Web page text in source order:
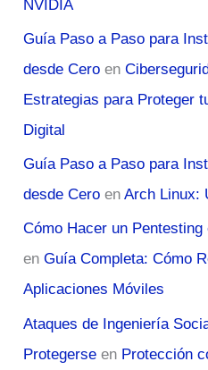
NVIDIA
Guía Paso a Paso para
desde Cero en
Estrategias para Proteger
Digital
Guía Paso a Paso para
desde Cero enArch Linux:
Cómo Hacer un
enGuía Completa: Cómo
Aplicaciones Móviles
Ataques de Ingeniería
Protegerse en Protección